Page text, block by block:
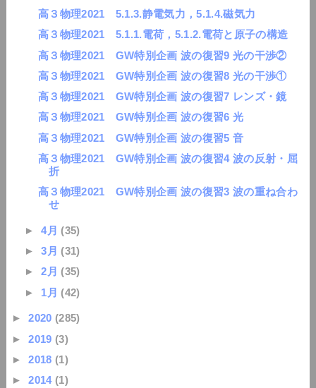
高３物理2021 5.1.3.静電気力，5.1.4.磁気力
高３物理2021 5.1.1.電荷，5.1.2.電荷と原子の構造
高３物理2021 GW特別企画 波の復習9 光の干渉②
高３物理2021 GW特別企画 波の復習8 光の干渉①
高３物理2021 GW特別企画 波の復習7 レンズ・鏡
高３物理2021 GW特別企画 波の復習6 光
高３物理2021 GW特別企画 波の復習5 音
高３物理2021 GW特別企画 波の復習4 波の反射・屈
折
高３物理2021 GW特別企画 波の復習3 波の重ね合わ
せ
►4月 (35)
►3月 (31)
►2月 (35)
► 1月 (42)
►2020 (285)
►2019 (3)
►2018 (1)
►2014 (1)